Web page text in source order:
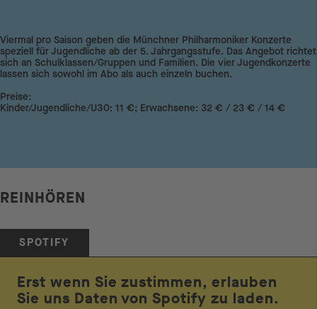
Viermal pro Saison geben die Münchner Philharmoniker Konzerte
speziell für Jugendliche ab der 5. Jahrgangsstufe. Das Angebot richtet
sich an Schulklassen/Gruppen und Familien. Die vier Jugendkonzerte
lassen sich sowohl im Abo als auch einzeln buchen.
Preise:
Kinder/Jugendliche/U30: 11 €; Erwachsene: 32 € / 23 € / 14 €
REINHÖREN
SPOTIFY
Erst wenn Sie zustimmen, erlauben
Sie uns Daten von Spotify zu laden.